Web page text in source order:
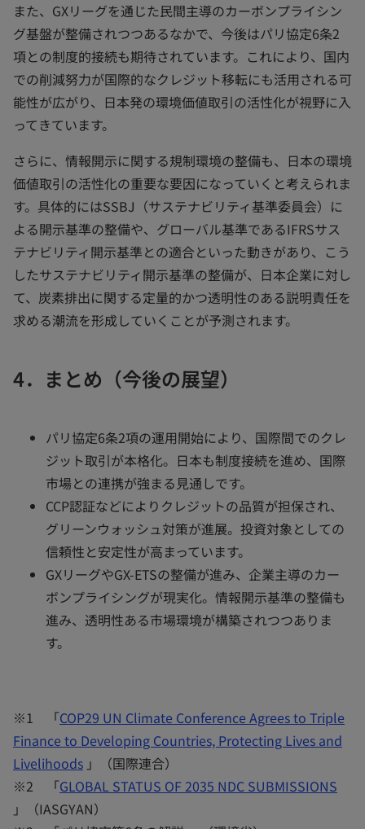
また、GXリーグを通じた民間主導のカーボンプライシン
グ基盤が整備されつつあるなかで、今後はパリ協定6条2
項との制度的接続も期待されています。これにより、国内
での削減努力が国際的なクレジット移転にも活用される可
能性が広がり、日本発の環境価値取引の活性化が視野に入
ってきています。
さらに、情報開示に関する規制環境の整備も、日本の環境
価値取引の活性化の重要な要因になっていくと考えられま
す。具体的にはSSBJ（サステナビリティ基準委員会）に
よる開示基準の整備や、グローバル基準であるIFRSサス
テナビリティ開示基準との適合といった動きがあり、こう
したサステナビリティ開示基準の整備が、日本企業に対し
て、炭素排出に関する定量的かつ透明性のある説明責任を
求める潮流を形成していくことが予測されます。
4．まとめ（今後の展望）
パリ協定6条2項の運用開始により、国際間でのクレ
ジット取引が本格化。日本も制度接続を進め、国際
市場との連携が強まる見通しです。
CCP認証などによりクレジットの品質が担保され、
グリーンウォッシュ対策が進展。投資対象としての
信頼性と安定性が高まっています。
GXリーグやGX-ETSの整備が進み、企業主導のカー
ボンプライシングが現実化。情報開示基準の整備も
進み、透明性ある市場環境が構築されつつありま
す。
※1 「COP29 UN Climate Conference Agrees to Triple
Finance to Developing Countries, Protecting Lives and
Livelihoods 」（国際連合）
※2 「GLOBAL STATUS OF 2035 NDC SUBMISSIONS
」（IASGYAN）